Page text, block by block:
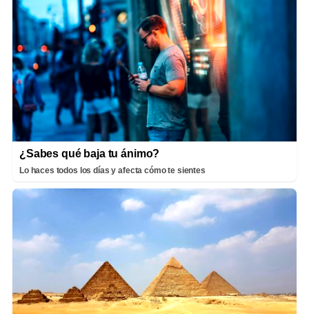
¿Sabes qué baja tu ánimo?
Lo haces todos los días y afecta cómo te sientes